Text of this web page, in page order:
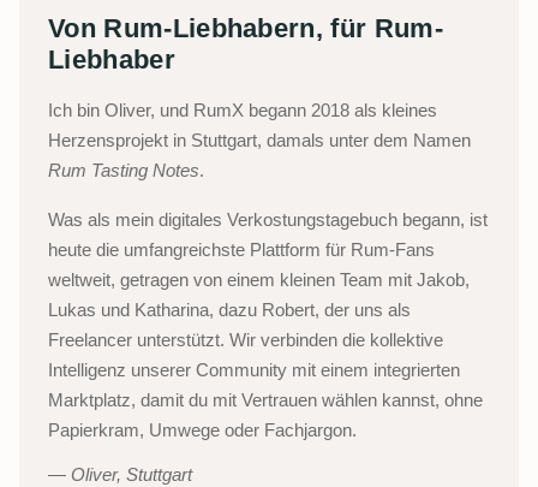
Von Rum-Liebhabern, für Rum-
Liebhaber
Ich bin Oliver, und RumX begann 2018 als kleines
Herzensprojekt in Stuttgart, damals unter dem Namen
Rum Tasting Notes.
Was als mein digitales Verkostungstagebuch begann, ist
heute die umfangreichste Plattform für Rum-Fans
weltweit, getragen von einem kleinen Team mit Jakob,
Lukas und Katharina, dazu Robert, der uns als
Freelancer unterstützt. Wir verbinden die kollektive
Intelligenz unserer Community mit einem integrierten
Marktplatz, damit du mit Vertrauen wählen kannst, ohne
Papierkram, Umwege oder Fachjargon.
Oliver, Stuttgart